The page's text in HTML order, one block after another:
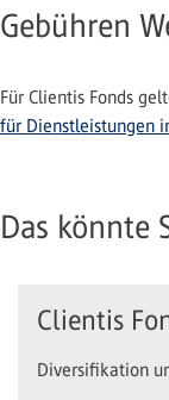
Gebühren
Für Clientis Fonds
für Dienstleistungen
Das könnte
Clientis
Diversifikation